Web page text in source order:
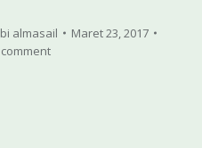
almasail
Maret 23, 2017